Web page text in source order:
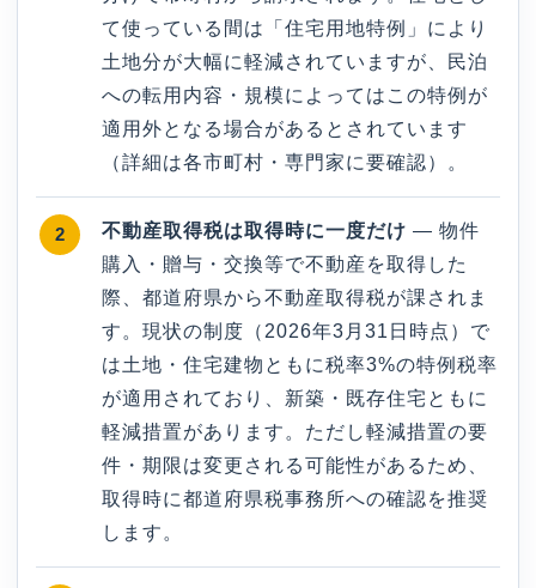
て使っている間は「住宅用地特例」により
土地分が大幅に軽減されていますが、民泊
への転用内容・規模によってはこの特例が
適用外となる場合があるとされています
（詳細は各市町村・専門家に要確認）。
不動産取得税は取得時に一度だけ — 物件
購入・贈与・交換等で不動産を取得した
際、都道府県から不動産取得税が課されま
す。現状の制度（2026年3月31日時点）で
は土地・住宅建物ともに税率3%の特例税率
が適用されており、新築・既存住宅ともに
軽減措置があります。ただし軽減措置の要
件・期限は変更される可能性があるため、
取得時に都道府県税事務所への確認を推奨
します。